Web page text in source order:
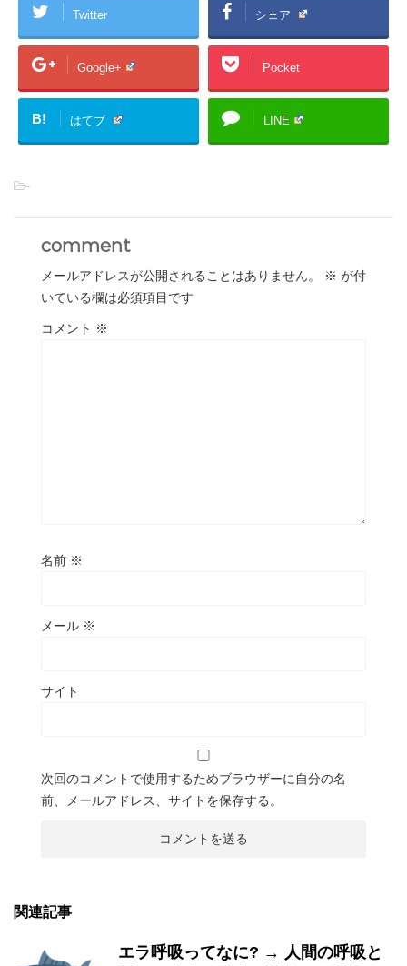
Twitter シェア
Google+ Pocket
B! はてブ LINE
-
comment
メールアドレスが公開されることはありません。 ※ が付
いている欄は必須項目です
コメント ※
名前 ※
メール ※
サイト
次回のコメントで使用するためブラウザーに自分の名
前、メールアドレス、サイトを保存する。
関連記事
エラ呼吸ってなに? → 人間の呼吸と